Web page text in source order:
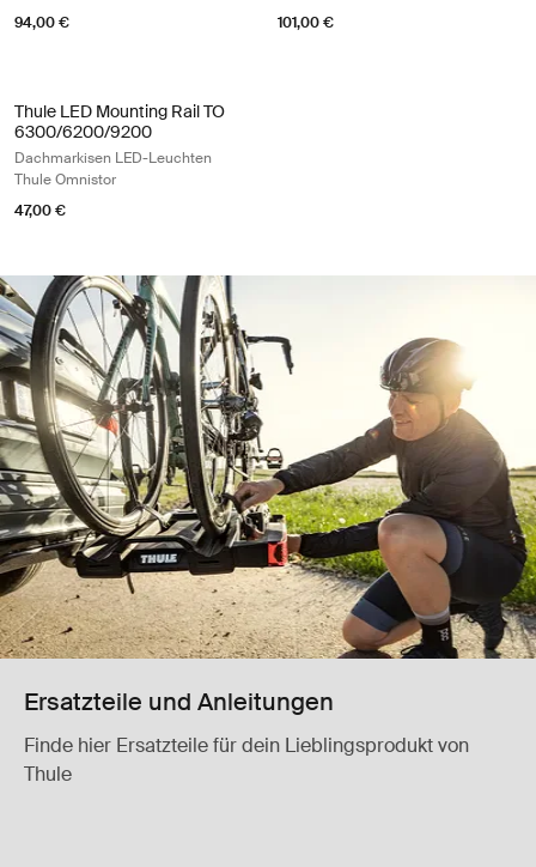
94,00 €
101,00 €
Thule LED Mounting Rail TO
6300/6200/9200
Dachmarkisen LED-Leuchten
Thule Omnistor
47,00 €
Ersatzteile und Anleitungen
Finde hier Ersatzteile für dein Lieblingsprodukt von
Thule